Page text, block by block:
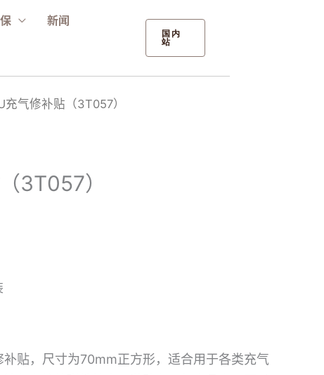
新闻
国内
站
充气修补贴（3T057）
3T057）
贴，尺寸为70mm正方形，适合用于各类充气